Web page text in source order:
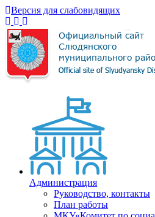
Версия для слабовидящих
Администрация
Руководство, контакты
План работы